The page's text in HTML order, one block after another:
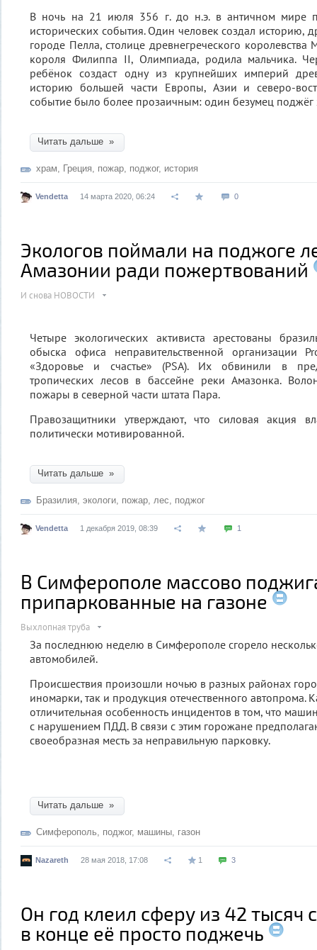
В ночь на 21 июля 356 г. до н.э. в античном мире
исторических события. Один человек создал историю,
городе Пелла, столице древнегреческого
короля Филиппа II, Олимпиада, родила мальчика.
ребёнок создаст одну из крупнейших империй
историю большей части Европы, Азии и северо-
событие было более прозаичным: один безумец поджёг
Читать дальше »
храм Греция пожар поджог, история
Vendetta 14 марта 2020, 06:24 0
Экологов поймали на поджоге
Амазонии ради пожертвований
И снова НОВОСТИ
Четыре экологических активиста арестованы
обыска офиса неправительственной организации
«Здоровье и счастье» (PSA). Их обвинили в
тропических лесов в бассейне реки Амазонка.
пожары в северной части штата Пара.
Правозащитники утверждают, что силовая акция
политически мотивированной.
Читать дальше »
Бразилия экологи пожар лес поджог
Vendetta 1 декабря 2019, 08:39 1
В Симферополе массово
припаркованные на газоне
Выхлопная труба
За последнюю неделю в Симферополе сгорело
автомобилей.
Происшествия произошли ночью в разных районах
иномарки, так и продукция отечественного автопрома.
отличительная особенность инцидентов в том, что
с нарушением ПДД. В связи с этим горожане
своеобразная месть за неправильную парковку.
Читать дальше »
Симферополь поджог, машины газон
Nazareth 28 мая 2018, 17:08 1 3
Он год клеил сферу из 42 тысяч
в конце её просто поджечь